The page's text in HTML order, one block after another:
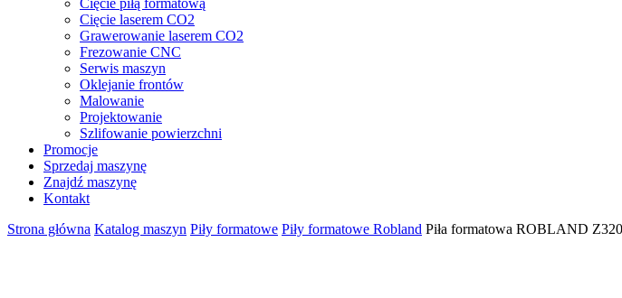
Cięcie laserem CO2
Grawerowanie laserem CO2
Frezowanie CNC
Serwis maszyn
Oklejanie frontów
Malowanie
Projektowanie
Szlifowanie powierzchni
Promocje
Sprzedaj maszynę
Znajdź maszynę
Kontakt
Strona główna Katalog maszyn Piły formatowe Piły formatowe Robland Piła formatowa ROBLAND